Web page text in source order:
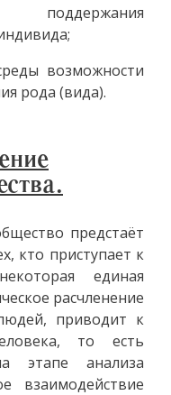
возможности
рода (вида).
предстаёт
кто приступает к
единая
расчленение
приводит к
то есть
этапе анализа
взаимодействие